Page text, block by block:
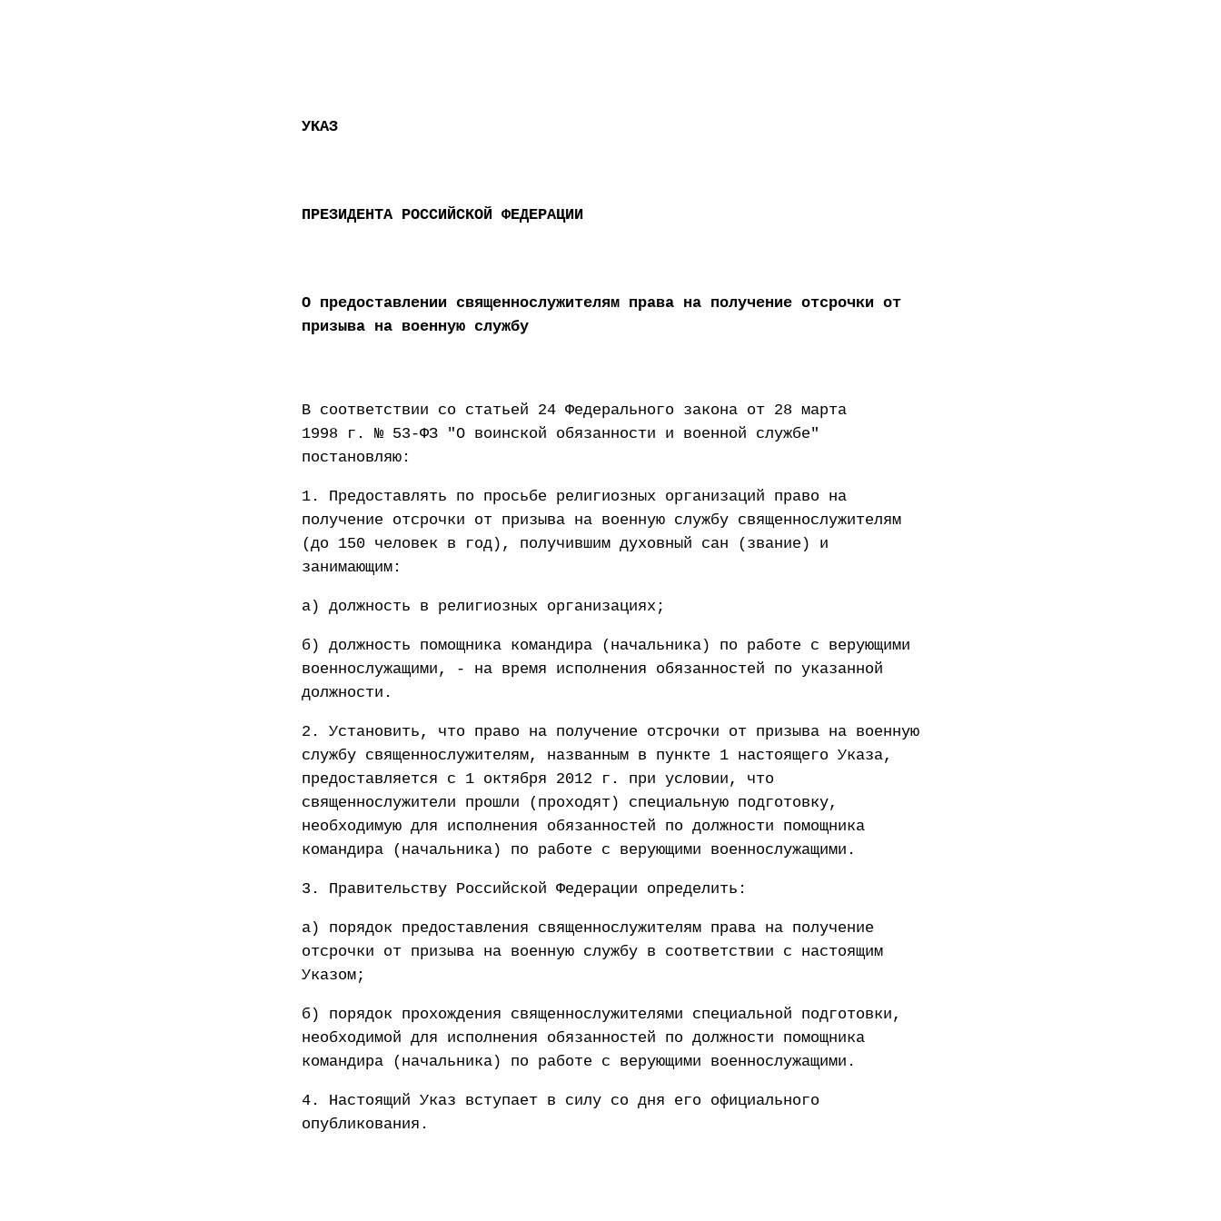
УКАЗ
ПРЕЗИДЕНТА РОССИЙСКОЙ ФЕДЕРАЦИИ
О предоставлении священнослужителям права на получение отсрочки от
призыва на военную службу
В соответствии со статьей 24 Федерального закона от 28 марта
1998 г. № 53-ФЗ "О воинской обязанности и военной службе"
постановляю:
1. Предоставлять по просьбе религиозных организаций право на
получение отсрочки от призыва на военную службу священнослужителям
(до 150 человек в год), получившим духовный сан (звание) и
занимающим:
а) должность в религиозных организациях;
б) должность помощника командира (начальника) по работе с верующими
военнослужащими, - на время исполнения обязанностей по указанной
должности.
2. Установить, что право на получение отсрочки от призыва на военную
службу священнослужителям, названным в пункте 1 настоящего Указа,
предоставляется с 1 октября 2012 г. при условии, что
священнослужители прошли (проходят) специальную подготовку,
необходимую для исполнения обязанностей по должности помощника
командира (начальника) по работе с верующими военнослужащими.
3. Правительству Российской Федерации определить:
а) порядок предоставления священнослужителям права на получение
отсрочки от призыва на военную службу в соответствии с настоящим
Указом;
б) порядок прохождения священнослужителями специальной подготовки,
необходимой для исполнения обязанностей по должности помощника
командира (начальника) по работе с верующими военнослужащими.
4. Настоящий Указ вступает в силу со дня его официального
опубликования.